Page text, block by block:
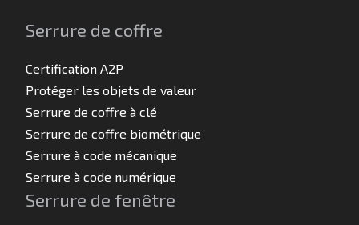
Serrure de coffre
Certification A2P
Protéger les objets de valeur
Serrure de coffre à clé
Serrure de coffre biométrique
Serrure à code mécanique
Serrure à code numérique
Serrure de fenêtre